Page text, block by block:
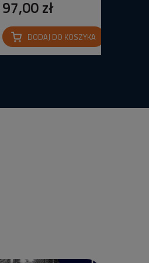
97,00 zł
DODAJ DO KOSZYKA